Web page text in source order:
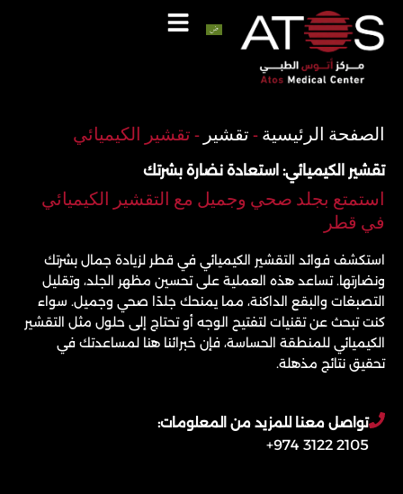
المحتوى
الصفحة الرئيسية-تقشير-تقشير الكيميائي
تقشير الكيميائي: استعادة نضارة بشرتك
استمتع بجلد صحي وجميل مع التقشير الكيميائي
في قطر
استكشف فوائد التقشير الكيميائي في قطر لزيادة جمال بشرتك
ونضارتها. تساعد هذه العملية على تحسين مظهر الجلد، وتقليل
التصبغات والبقع الداكنة، مما يمنحك جلدًا صحي وجميل. سواء
كنت تبحث عن تقنيات لتفتيح الوجه أو تحتاج إلى حلول مثل التقشير
الكيميائي للمنطقة الحساسة، فإن خبرائنا هنا لمساعدتك في
تحقيق نتائج مذهلة.
تواصل معنا للمزيد من المعلومات:
2105 3122 974+